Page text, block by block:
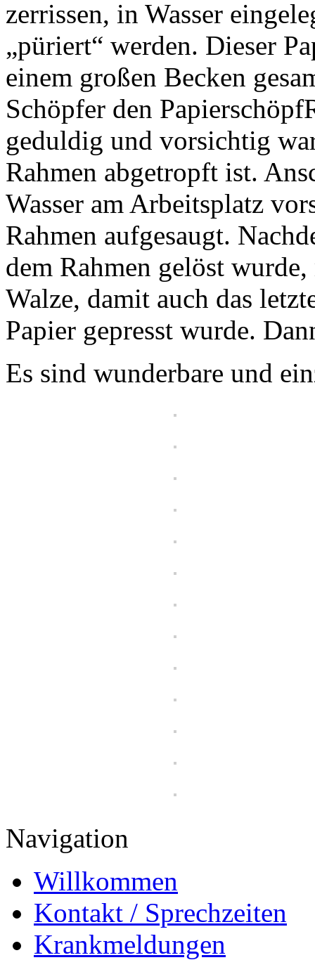
zerrissen, in Wasser
„püriert“ werden. Dieser
einem großen Becken
Schöpfer den
geduldig und vorsichtig
Rahmen abgetropft ist.
Wasser am Arbeitsplatz
Rahmen aufgesaugt.
dem Rahmen gelöst
Walze, damit auch das
Papier gepresst wurde.
Es sind wunderbare und
Navigation
Willkommen
Kontakt / Sprechzeiten
Krankmeldungen